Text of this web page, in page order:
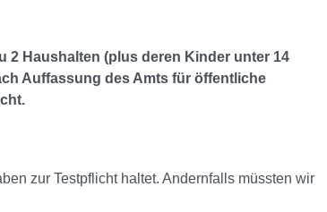
2 Haushalten (plus deren Kinder unter 14
Auffassung des Amts für öffentliche
zur Testpflicht haltet. Andernfalls müssten wir